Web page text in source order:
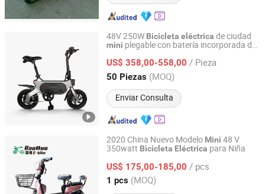
48V 250W Bicicleta eléctrica de ciudad
mini plegable con batería incorporada de
US$ 358,00-558,00 / Pieza
50 Piezas (MOQ)
Enviar Consulta
Glory (Shenzhen) Technology Co., Ltd.
Guangdong, China Desde 2025
2020 China Nuevo Modelo Mini 48 V
350watt Bicicleta Eléctrica para Niña
US$ 175,00-185,00 / pcs
1 pcs (MOQ)
Shenzhen Haonuo Ebike Co., Ltd.
Guangdong, China Desde 2016